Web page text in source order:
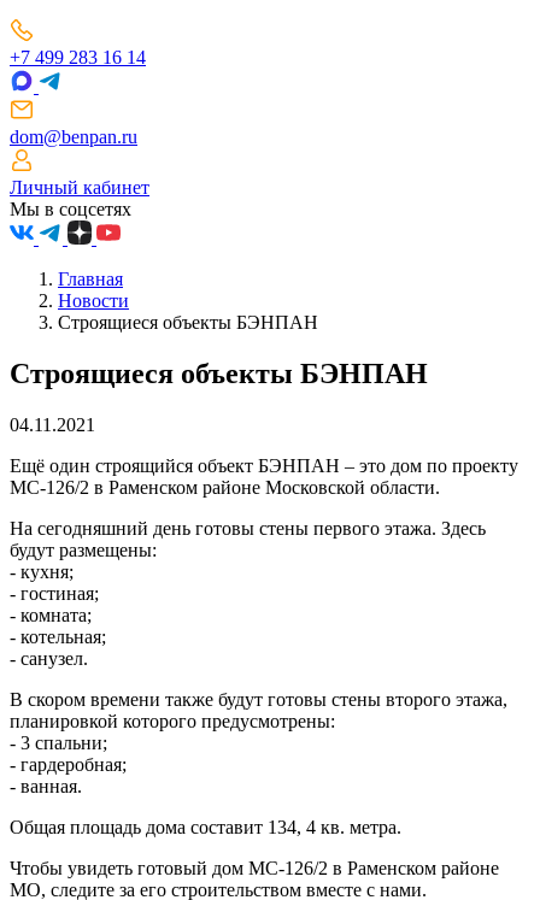
+7 499 283 16 14
dom@benpan.ru
Личный кабинет
Мы в соцсетях
Главная
Новости
Строящиеся объекты БЭНПАН
Строящиеся объекты БЭНПАН
04.11.2021
Ещё один строящийся объект БЭНПАН – это дом по проекту
МС-126/2 в Раменском районе Московской области.
На сегодняшний день готовы стены первого этажа. Здесь
будут размещены:
- кухня;
- гостиная;
- комната;
- котельная;
- санузел.
В скором времени также будут готовы стены второго этажа,
планировкой которого предусмотрены:
- 3 спальни;
- гардеробная;
- ванная.
Общая площадь дома составит 134, 4 кв. метра.
Чтобы увидеть готовый дом МС-126/2 в Раменском районе
МО, следите за его строительством вместе с нами.